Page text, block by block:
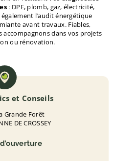
: DPE, plomb, gaz, électricité,
l’audit énergétique
avant travaux. Fiables,
accompagnons dans vos projets
ou rénovation.
et Conseils
Grande Forêt
DE CROSSEY